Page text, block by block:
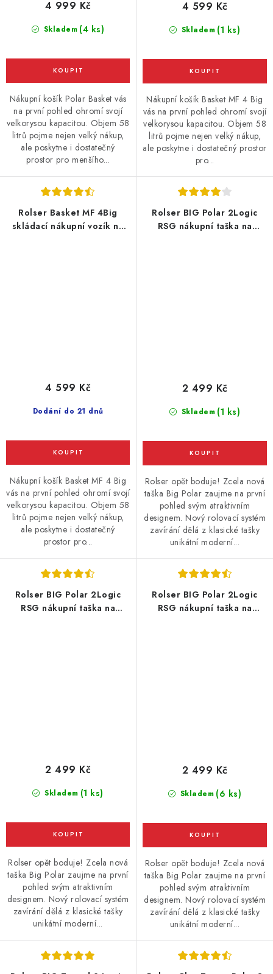
Skladem (4 ks)
4 999 Kč
Nákupní košík Polar Basket vás
na první pohled ohromí svojí
velkorysou kapacitou. Objem 58
litrů pojme nejen velký nákup,
ale poskytne i dostatečný
prostor pro menšího...
Skladem (1 ks)
4 599 Kč
Nákupní košík Basket MF 4 Big
vás na první pohled ohromí svojí
velkorysou kapacitou. Objem 58
litrů pojme nejen velký nákup,
ale poskytne i dostatečný prostor
pro...
Rolser Basket MF 4Big
skládací nákupní vozík na
Dodání do 21 dnů
4 599 Kč
Nákupní košík Basket MF 4 Big
vás na první pohled ohromí svojí
velkorysou kapacitou. Objem 58
litrů pojme nejen velký nákup,
ale poskytne i dostatečný
prostor pro...
Rolser BIG Polar 2Logic
RSG nákupní taška na
Skladem (1 ks)
2 499 Kč
Rolser opět boduje! Zcela nová
taška Big Polar zaujme na první
pohled svým atraktivním
designem. Nový rolovací systém
zavírání dělá z klasické tašky
unikátní moderní...
Rolser BIG Polar 2Logic
RSG nákupní taška na
Skladem (1 ks)
2 499 Kč
Rolser opět boduje! Zcela nová
taška Big Polar zaujme na první
pohled svým atraktivním
designem. Nový rolovací systém
zavírání dělá z klasické tašky
unikátní moderní...
Rolser BIG Polar 2Logic
RSG nákupní taška na
Skladem (6 ks)
2 499 Kč
Rolser opět boduje! Zcela nová
taška Big Polar zaujme na první
pohled svým atraktivním
designem. Nový rolovací systém
zavírání dělá z klasické tašky
unikátní moderní...